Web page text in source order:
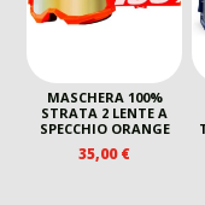
MASCHERA 100%
STRATA 2 LENTE A
SPECCHIO ORANGE
35,00€